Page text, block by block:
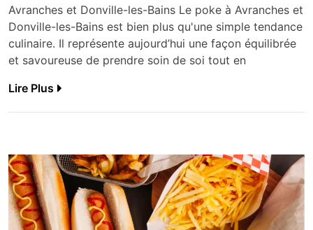
Avranches et Donville-les-Bains Le poke à Avranches et
Donville-les-Bains est bien plus qu'une simple tendance
culinaire. Il représente aujourd’hui une façon équilibrée
et savoureuse de prendre soin de soi tout en
Lire Plus